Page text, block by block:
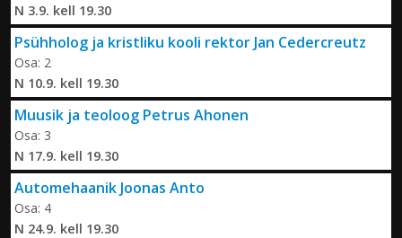
N 3.9. kell 19.30
Psühholog ja kristliku kooli rektor Jan Cedercreutz
Osa: 2
N 10.9. kell 19.30
Muusik ja teoloog Petrus Ahonen
Osa: 3
N 17.9. kell 19.30
Automehaanik Joonas Anto
Osa: 4
N 24.9. kell 19.30